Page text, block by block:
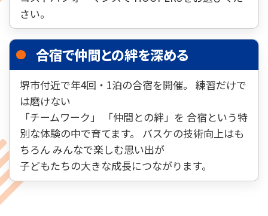
さい。
合宿で仲間との絆を深める
堺市付近で年4回・1泊の合宿を開催。 練習だけで
は磨けない
「チームワーク」 「仲間との絆」を 合宿という特
別な体験の中で育てます。 バスケの技術向上はも
ちろん みんなで楽しむ思い出が
子どもたちの大きな成長につながります。